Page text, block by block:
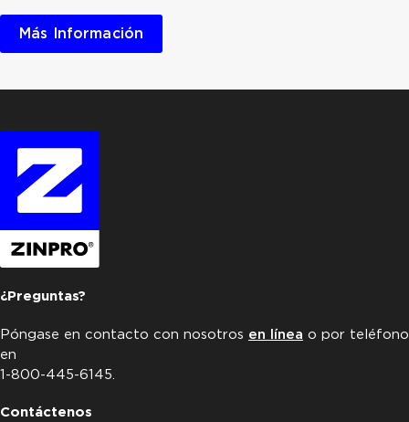
Más Información
¿Preguntas?
Póngase en contacto con nosotros en línea o por teléfono
en
1-800-445-6145.
Contáctenos